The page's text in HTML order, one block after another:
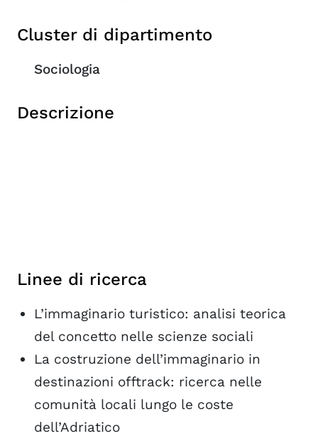
Cluster di dipartimento
Sociologia
Descrizione
Linee di ricerca
L’immaginario turistico: analisi teorica
del concetto nelle scienze sociali
La costruzione dell’immaginario in
destinazioni offtrack: ricerca nelle
comunità locali lungo le coste
dell’Adriatico